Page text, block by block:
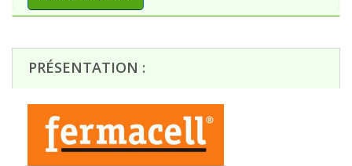
PRÉSENTATION :